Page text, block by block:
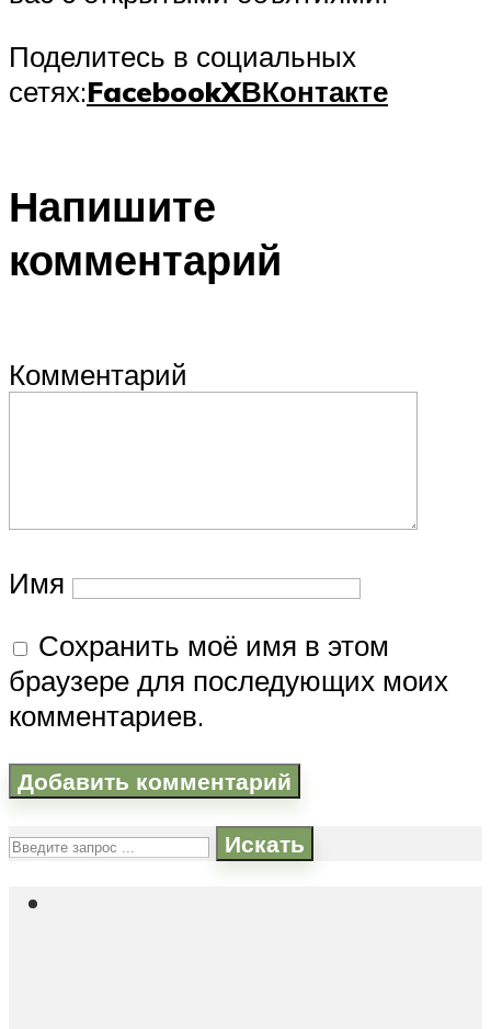
Поделитесь в социальных
сетях:FacebookXВКонтакте
Напишите
комментарий
Комментарий
Имя
Сохранить моё имя в этом
браузере для последующих моих
комментариев.
Искать